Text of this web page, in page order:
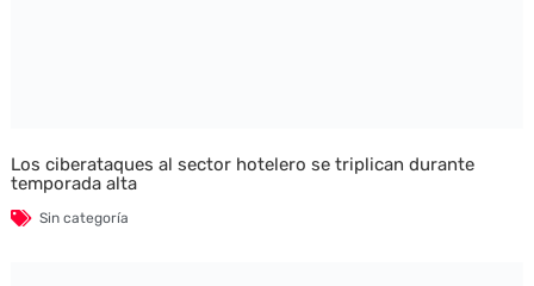
Los ciberataques al sector hotelero se triplican durante
temporada alta
Sin categoría